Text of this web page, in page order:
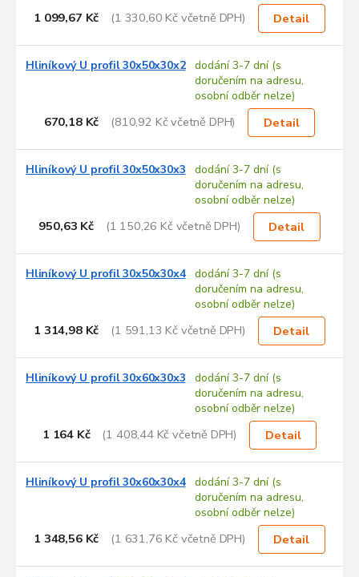
1 099,67 Kč (1 330,60 Kč včetně DPH) Detail
Hliníkový U profil 30x50x30x2
dodání 3-7 dní (s
doručením na adresu,
osobní odběr nelze)
670,18 Kč (810,92 Kč včetně DPH) Detail
Hliníkový U profil 30x50x30x3
dodání 3-7 dní (s
doručením na adresu,
osobní odběr nelze)
950,63 Kč (1 150,26 Kč včetně DPH) Detail
Hliníkový U profil 30x50x30x4
dodání 3-7 dní (s
doručením na adresu,
osobní odběr nelze)
1 314,98 Kč (1 591,13 Kč včetně DPH) Detail
Hliníkový U profil 30x60x30x3
dodání 3-7 dní (s
doručením na adresu,
osobní odběr nelze)
1 164 Kč (1 408,44 Kč včetně DPH) Detail
Hliníkový U profil 30x60x30x4
dodání 3-7 dní (s
doručením na adresu,
osobní odběr nelze)
1 348,56 Kč (1 631,76 Kč včetně DPH) Detail